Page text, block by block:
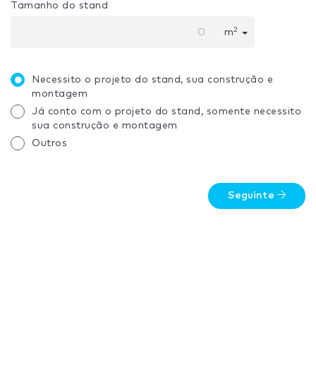
Tamanho do stand
m2
Necessito o projeto do stand, sua construção e
montagem
Já conto com o projeto do stand, somente necessito
sua construção e montagem
Outros
Seguinte